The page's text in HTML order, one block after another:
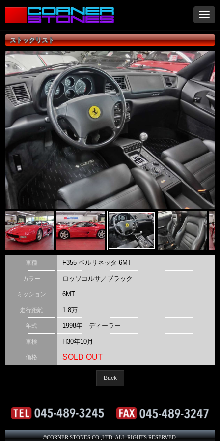
ナ
ビ
ゲ
ー
シ
ン
ストックリスト
車種 F355 ベルリネッタ 6MT
カラー ロッソコルサ／ブラック
ミッション 6MT
走行距離 1.8万
年式 1998年 ディーラー
車検 H30年10月
価格 SOLD OUT
Back
©CORNER STONES CO.,LTD. ALL RIGHTS RESERVED.